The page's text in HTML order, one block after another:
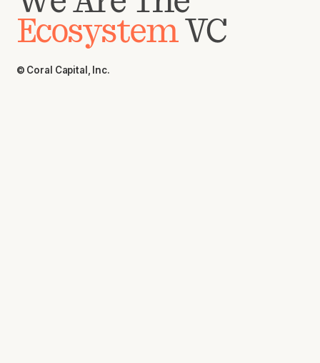
EcosystemVC
© Coral Capital, Inc.